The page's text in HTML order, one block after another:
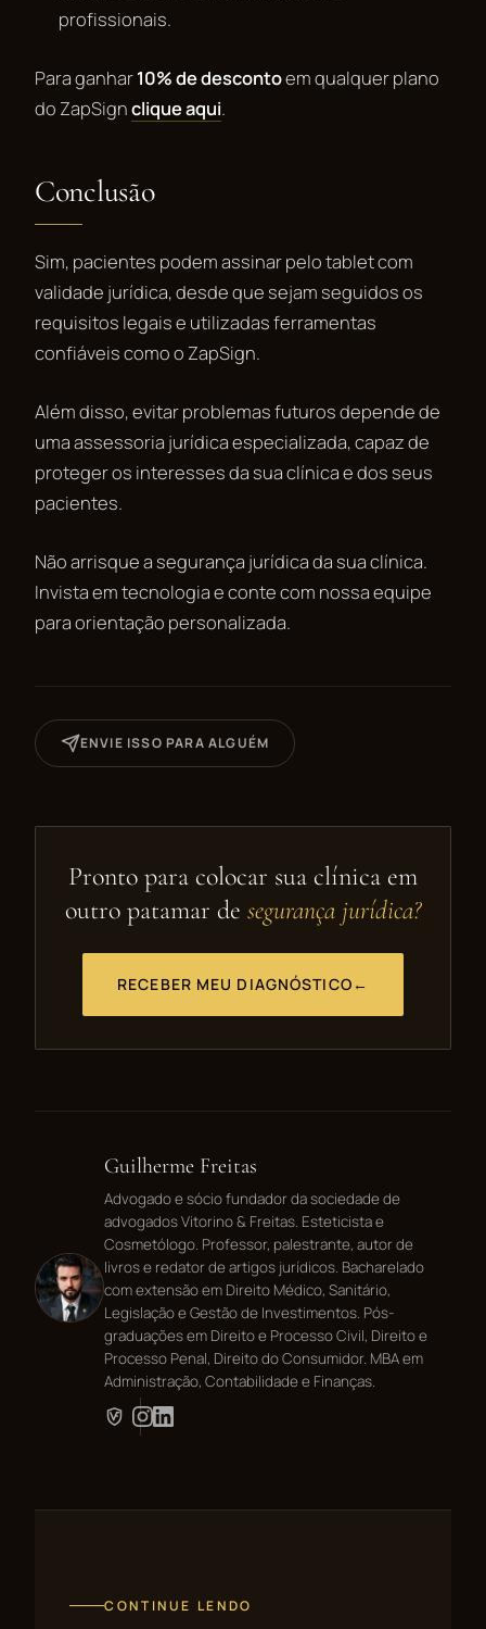
profissionais.
Para ganhar10% de descontoem qualquer plano
do ZapSignclique aqui.
Conclusão
Sim, pacientes podem assinar pelo tablet com
validade jurídica, desde que sejam seguidos os
requisitos legais e utilizadas ferramentas
confiáveis como o ZapSign.
Além disso, evitar problemas futuros depende de
uma assessoria jurídica especializada, capaz de
proteger os interesses da sua clínica e dos seus
pacientes.
Não arrisque a segurança jurídica da sua clínica.
Invista em tecnologia e conte com nossa equipe
para orientação personalizada.
ENVIE ISSO PARA ALGUÉM
Pronto para colocar sua clínica em
outro patamar de segurança jurídica?
RECEBER MEU DIAGNÓSTICO ←
Guilherme Freitas
Advogado e sócio fundador da sociedade de
advogados Vitorino & Freitas. Esteticista e
Cosmetólogo. Professor, palestrante, autor de
livros e redator de artigos jurídicos. Bacharelado
com extensão em Direito Médico, Sanitário,
Legislação e Gestão de Investimentos. Pós-
graduações em Direito e Processo Civil, Direito e
Processo Penal, Direito do Consumidor. MBA em
Administração, Contabilidade e Finanças.
CONTINUE LENDO